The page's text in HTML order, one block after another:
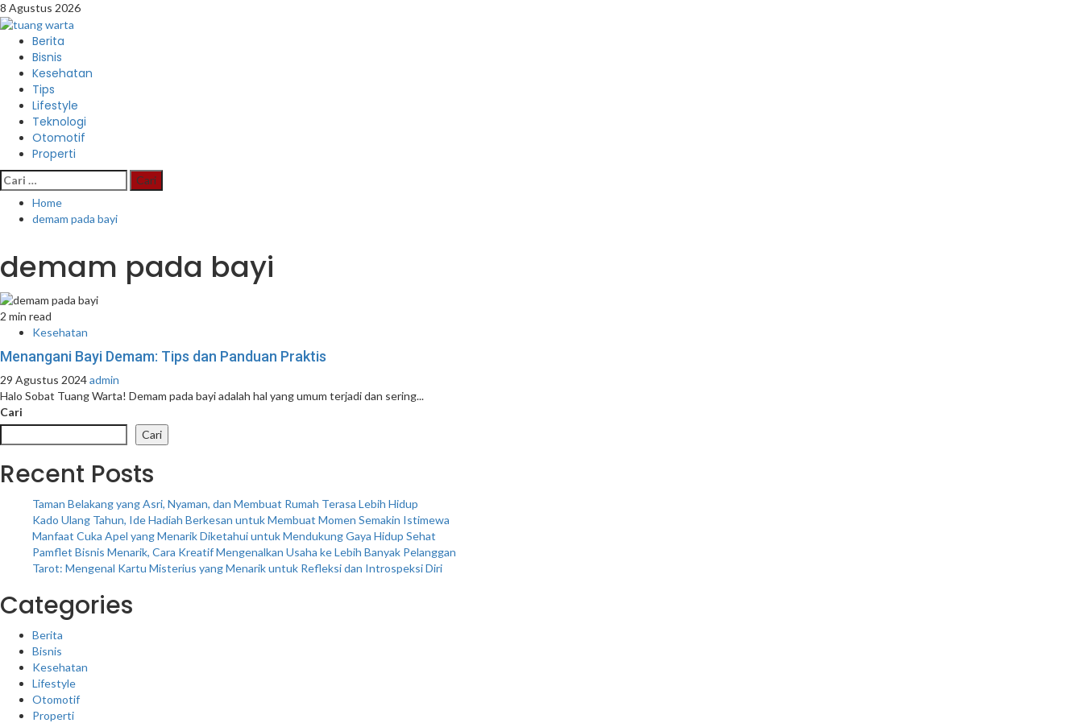
Skip
to
content
8 Agustus 2026
Primary
Menu
Berita
Bisnis
Kesehatan
Tips
Lifestyle
Teknologi
Otomotif
Properti
Cari
untuk:
Home
demam pada bayi
demam pada bayi
2 min read
Kesehatan
Menangani Bayi Demam: Tips dan Panduan Praktis
29 Agustus 2024admin
Halo Sobat Tuang Warta! Demam pada bayi adalah hal yang umum terjadi dan sering...
Cari
Cari
Recent Posts
Taman Belakang yang Asri, Nyaman, dan Membuat Rumah Terasa Lebih Hidup
Kado Ulang Tahun, Ide Hadiah Berkesan untuk Membuat Momen Semakin Istimewa
Manfaat Cuka Apel yang Menarik Diketahui untuk Mendukung Gaya Hidup Sehat
Pamflet Bisnis Menarik, Cara Kreatif Mengenalkan Usaha ke Lebih Banyak Pelanggan
Tarot: Mengenal Kartu Misterius yang Menarik untuk Refleksi dan Introspeksi Diri
Categories
Berita
Bisnis
Kesehatan
Lifestyle
Otomotif
Properti